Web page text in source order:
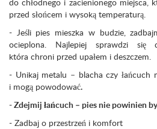
przed słońcem i wysoką temperaturą.
- Jeśli pies mieszka w budzie,
ocieplona. Najlepiej sprawdzi się
która chroni przed upałem i deszczem.
- Unikaj metalu – blacha czy łańcuch
i mogą powodować.
-Zdejmij łańcuch – pies nie powinien
- Zadbaj o przestrzeń i komfort